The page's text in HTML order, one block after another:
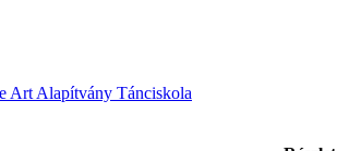
Art Alapítvány Tánciskola